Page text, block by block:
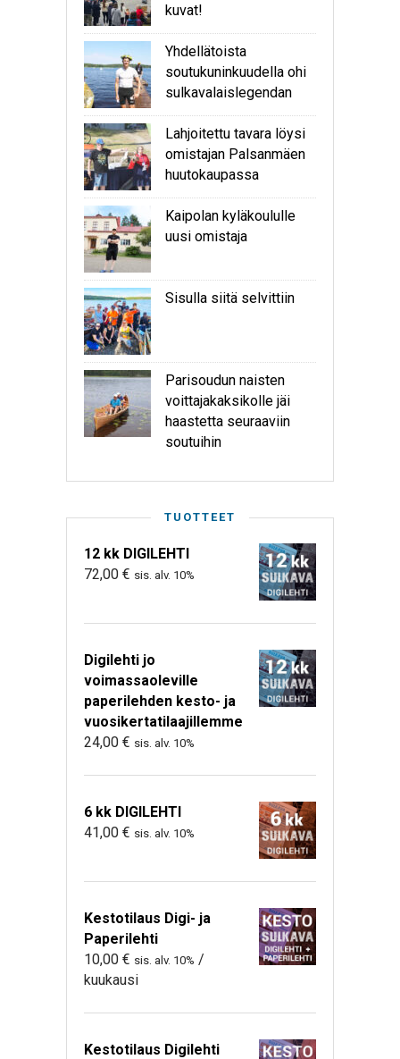
kuvat!
Yhdellätoista
soutukuninkuudella ohi
sulkavalaislegendan
Lahjoitettu tavara löysi
omistajan Palsanmäen
huutokaupassa
Kaipolan kyläkoululle
uusi omistaja
Sisulla siitä selvittiin
Parisoudun naisten
voittajakaksikolle jäi
haastetta seuraaviin
soutuihin
TUOTTEET
12 kk DIGILEHTI
72,00 € sis. alv. 10%
Digilehti jo
voimassaoleville
paperilehden kesto- ja
vuosikertatilaajillemme
24,00 € sis. alv. 10%
6 kk DIGILEHTI
41,00 € sis. alv. 10%
Kestotilaus Digi- ja
Paperilehti
10,00 € sis. alv. 10% /
kuukausi
Kestotilaus Digilehti